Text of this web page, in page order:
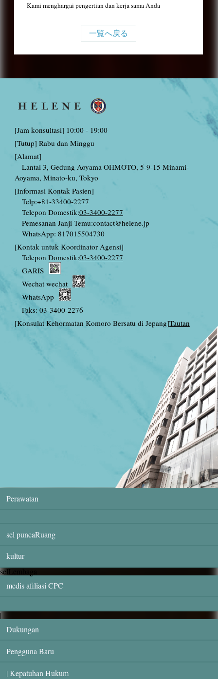
Kami menghargai pengertian dan kerja sama Anda
一覧へ戻る
[Jam konsultasi] 10:00 - 19:00
[Tutup] Rabu dan Minggu
[Alamat]
Lantai 3, Gedung Aoyama OHMOTO, 5-9-15 Minami-
Aoyama, Minato-ku, Tokyo
[Informasi Kontak Pasien]
Telp:+81-33400-2277
Telepon Domestik:03-3400-2277
Pemesanan Janji Temu:contact@helene.jp
WhatsApp: 817015504730
[Kontak untuk Koordinator Agensi]
Telepon Domestik:03-3400-2277
GARIS
Wechat wechat
WhatsApp
Faks: 03-3400-2276
[Konsulat Kehormatan Komoro Bersatu di Jepang]Tautan
Perawatan
sel puncaRuang
kultur
selLembaga
medis afiliasi CPC
|
Dukungan
Pengguna Baru
| Kepatuhan Hukum